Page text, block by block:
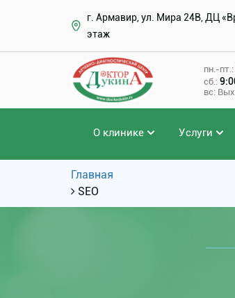
г. Армавир, ул. Мира 24В, ДЦ
этаж
пн.-
сб.:
вс:
О клинике Услуги
Главная
SEO